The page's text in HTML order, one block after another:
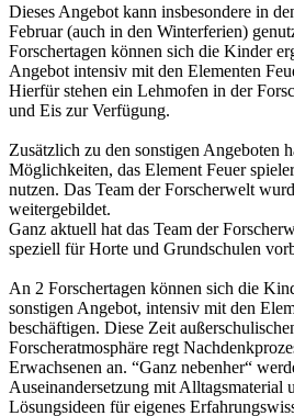
Dieses Angebot kann insbesondere in
Februar (auch in den Winterferien)
Forschertagen können sich die Kinder
Angebot intensiv mit den Elementen
Hierfür stehen ein Lehmofen in der
und Eis zur Verfügung.
Zusätzlich zu den sonstigen Angeboten
Möglichkeiten, das Element Feuer
nutzen. Das Team der Forscherwelt
weitergebildet.
Ganz aktuell hat das Team der
speziell für Horte und Grundschulen
An 2 Forschertagen können sich die
sonstigen Angebot, intensiv mit den
beschäftigen. Diese Zeit
Forscheratmosphäre regt
Erwachsenen an. “Ganz nebenher“
Auseinandersetzung mit Alltagsmaterial
Lösungsideen für eigenes